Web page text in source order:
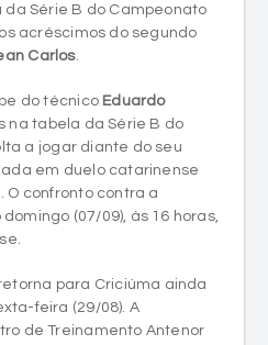
da Série B do Campeonato
acréscimos do segundo
Carlos.
do técnico Eduardo
na tabela da Série B do
a jogar diante do seu
em duelo catarinense
O confronto contra a
(07/09), às 16 horas,
para Criciúma ainda
feira (29/08). A
de Treinamento Antenor